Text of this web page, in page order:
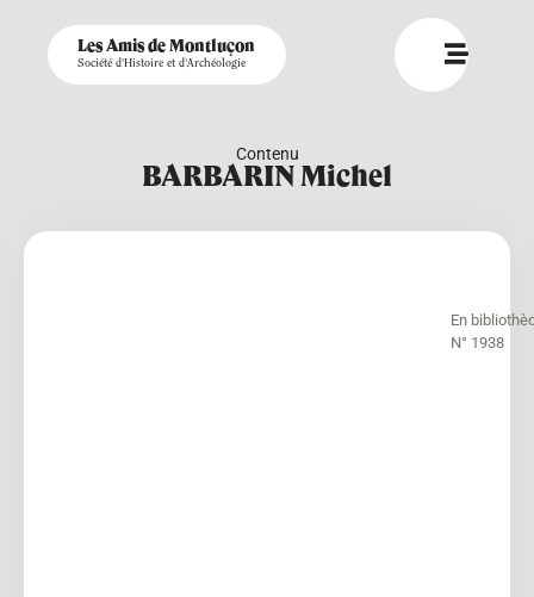
Les Amis de Montluçon
Société d'Histoire et d'Archéologie
Contenu
BARBARIN Michel
En
N° 1938